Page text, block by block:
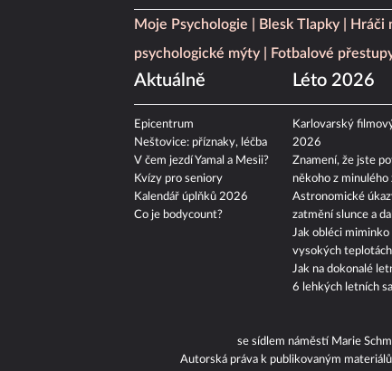
Moje Psychologie Blesk Tlapky Hráči
psychologické mýty
Fotbalové
Aktuálně
Epicentrum
Neštovice: příznaky, léčba
V čem jezdí Yamal a Mesii?
Kvízy pro seniory
Kalendář úplňků 2026
Co je bodycount?
Léto 2026
Karlovarský
2026
Znamení, že jste
někoho z minulého
Astronomické
zatmění slunce a
Jak obléci miminko
vysokých
Jak na dokonalé
6 lehkých letních
se sídlem náměstí Marie
Autorská práva k publikovaným